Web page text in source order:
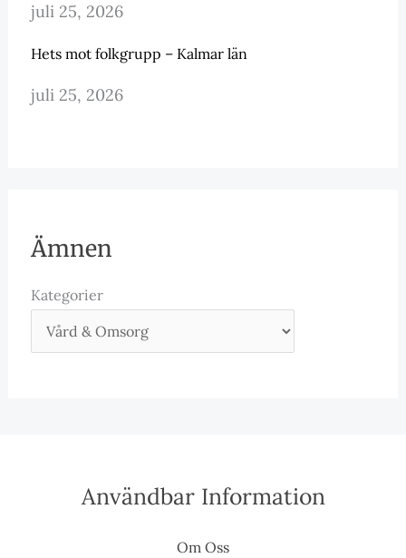
juli 25, 2026
Hets mot folkgrupp – Kalmar län
juli 25, 2026
Ämnen
Kategorier
Användbar Information
Om Oss